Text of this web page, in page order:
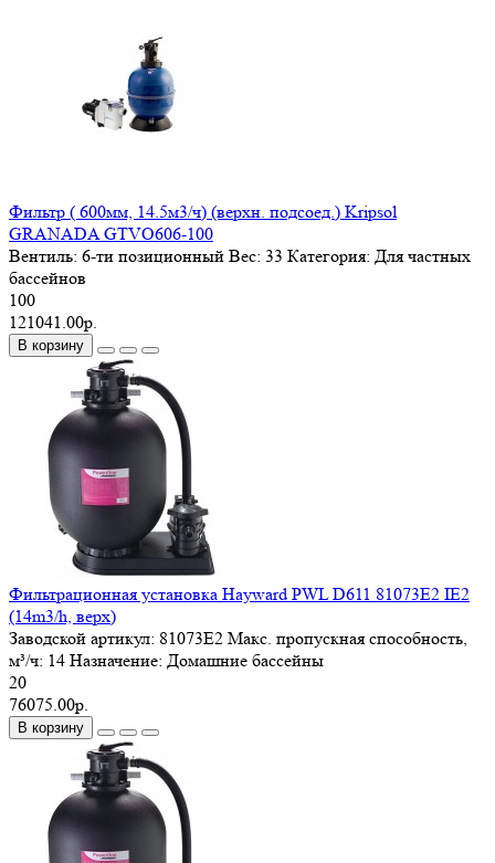
Фильтр ( 600мм, 14.5м3/ч) (верхн. подсоед.) Kripsol
GRANADA GTVO606-100
Вентиль: 6-ти позиционный Вес: 33 Категория: Для частных
бассейнов
100
121041.00р.
В корзину
Фильтрационная установка Hayward PWL D611 81073E2 IE2
(14m3/h, верх)
Заводской артикул: 81073E2 Макс. пропускная способность,
м³/ч: 14 Назначение: Домашние бассейны
20
76075.00р.
В корзину